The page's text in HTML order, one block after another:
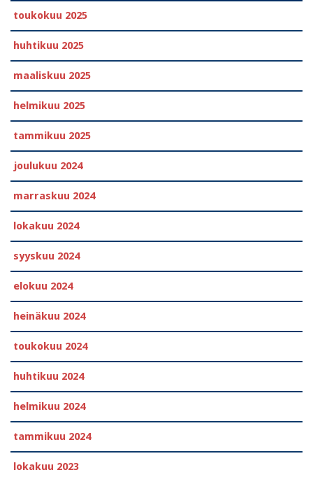
toukokuu 2025
huhtikuu 2025
maaliskuu 2025
helmikuu 2025
tammikuu 2025
joulukuu 2024
marraskuu 2024
lokakuu 2024
syyskuu 2024
elokuu 2024
heinäkuu 2024
toukokuu 2024
huhtikuu 2024
helmikuu 2024
tammikuu 2024
lokakuu 2023